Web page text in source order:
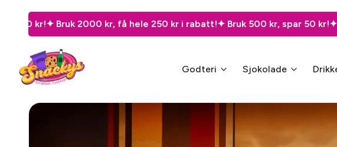
få hele 250 kr i rabatt!✦ Bruk 500 kr, spar 50 kr!✦ Bruk 800 kr, spar 100
Godteri Sjokolade